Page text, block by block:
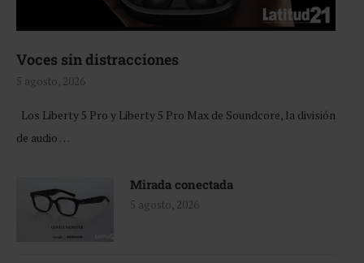
Voces sin distracciones
5 agosto, 2026
Los Liberty 5 Pro y Liberty 5 Pro Max de Soundcore, la división
de audio …
Mirada conectada
5 agosto, 2026